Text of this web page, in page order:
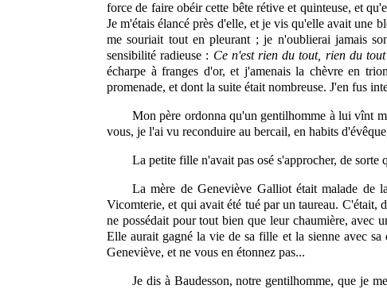
force de faire obéir cette bête rétive et quinteuse, et
Je m'étais élancé près d'elle, et je vis qu'elle avait une
me souriait tout en pleurant ; je n'oublierai jamais
sensibilité radieuse : Ce n'est rien du tout, rien du
écharpe à franges d'or, et j'amenais la chèvre en
promenade, et dont la suite était nombreuse. J'en fus
Mon père ordonna qu'un gentilhomme à lui vînt
vous, je l'ai vu reconduire au bercail, en habits
La petite fille n'avait pas osé s'approcher, de
La mère de Geneviève Galliot était malade de
Vicomterie, et qui avait été tué par un taureau. C'était,
ne possédait pour tout bien que leur chaumière, avec
Elle aurait gagné la vie de sa fille et la sienne avec sa
Geneviève, et ne vous en étonnez pas...
Je dis à Baudesson, notre gentilhomme, que je